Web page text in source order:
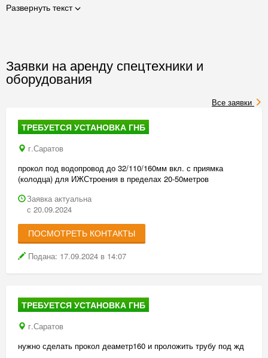
частным лицам. При этом цена аренды установок ГНБ для
установки ГНБ просто невозможно, что может быть связано с
необходимостью прокладки коммуникация под уже
Предлагаемая нами цена аренды установок ГНБ дает
возможность нашим клиентам выполнить работу по прокладке
коммуникаций скрытым способом любой сложности и на любое
Имеющиеся на сегодняшний день в распоряжении нашей
компании установки ГНБ обеспечивают прокладку
коммуникаций на расстояние до 300 метров, что позволяет
удаленно стоящие здания к нужным коммуникациям.
Наши услуги установок ГНБ позволяют получить огромное
количество преимуществ, и воспользоваться:
гарантиями высокого качества выполненной работы;
Развернуть текст
Заявки на аренду спецтехники и
оборудования
Все заявки
ТРЕБУЕТСЯ УСТАНОВКА ГНБ
г.Саратов
прокол под водопровод до 32/110/160мм вкл. с приямка
(колодца) для ИЖСтроения в пределах 20-50метров
Заявка актуальна
с 20.09.2024
ПОСМОТРЕТЬ КОНТАКТЫ
Подана: 17.09.2024 в 14:07
ТРЕБУЕТСЯ УСТАНОВКА ГНБ
г.Саратов
нужно сделать прокол деаметр160 и проложить трубу под жд